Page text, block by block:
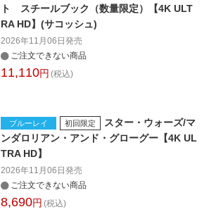
ト スチールブック（数量限定）【4K ULT
RA HD】(サコッシュ)
2026年11月06日 発売
ご注文できない商品
11,110円 (税込)
ブルーレイ 初回限定
スター・ウォーズ/マ
ンダロリアン・アンド・グローグー【4K UL
TRA HD】
2026年11月06日 発売
ご注文できない商品
8,690円 (税込)